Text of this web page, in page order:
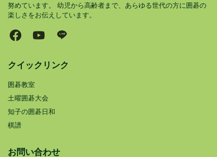
努めています。 幼児から高齢者まで、あらゆる世代の方に囲碁の
楽しさをお伝えしています。
クイックリンク
囲碁教室
土曜囲碁大会
知子の囲碁日和
棋譜
お問い合わせ